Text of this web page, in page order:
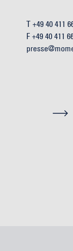
T +49 40 411
F +49 40 411